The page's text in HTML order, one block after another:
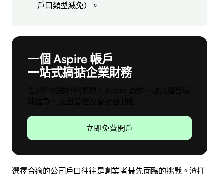
戶口類型減免）。
一個 Aspire 帳戶
一站式搞掂企業財務
立即免費開戶
選擇合適的公司戶口往往是創業者最先面臨的挑戰。渣打